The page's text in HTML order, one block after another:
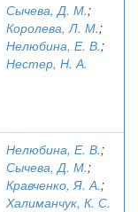
Сычева, Д. М.;
Королева, Л. М.;
Нелюбина, Е. В.;
Нестер, Н. А.
Нелюбина, Е. В.;
Сычева, Д. М.;
Кравченко, Я. А.;
Халиманчук, К. С.